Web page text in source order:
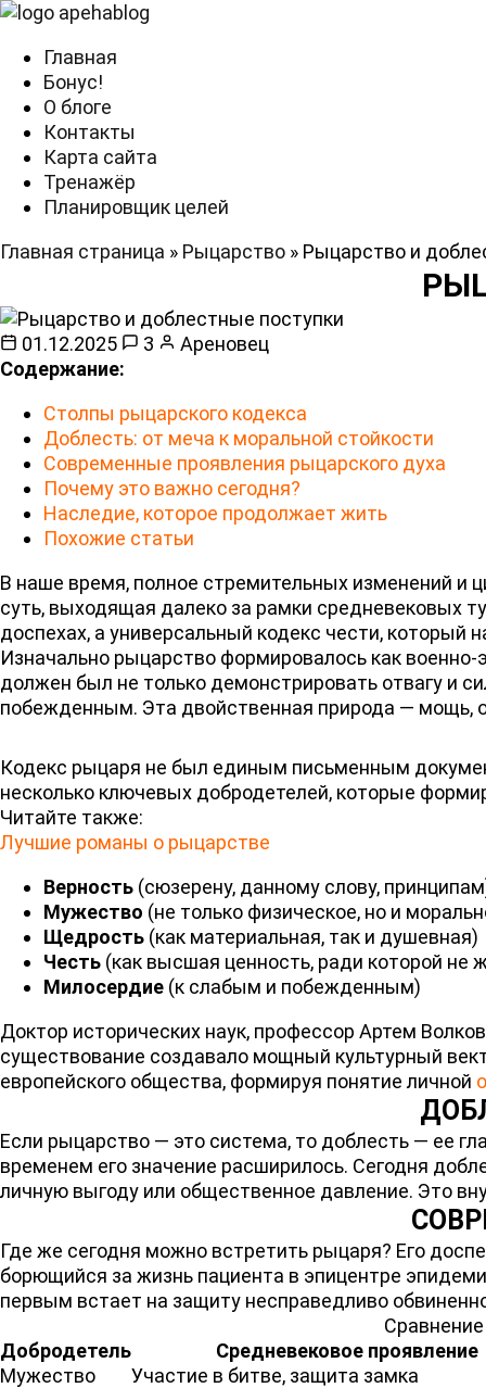
Главная
Бонус!
О блоге
Контакты
Карта сайта
Тренажёр
Планировщик целей
Главная страница » Рыцарство » Рыцарство и
01.12.2025 3
Ареновец
Содержание:
Столпы рыцарского кодекса
Доблесть: от меча к моральной стойкости
Современные проявления рыцарского духа
Почему это важно сегодня?
Наследие, которое продолжает жить
Похожие статьи
В наше время, полное стремительных изменений и
суть, выходящая далеко за рамки средневековых
доспехах, а универсальный кодекс чести, который
Изначально рыцарство формировалось как
должен был не только демонстрировать отвагу и
побежденным. Эта двойственная природа — мощь,
Кодекс рыцаря не был единым письменным
несколько ключевых добродетелей, которые
Читайте также:
Лучшие романы о рыцарстве
Верность (сюзерену, данному слову,
Мужество (не только физическое, но и
Щедрость (как материальная, так и душевная)
Честь (как высшая ценность, ради которой не
Милосердие (к слабым и побежденным)
Доктор исторических наук, профессор Артем
существование создавало мощный культурный
европейского общества, формируя понятие личной
Если рыцарство — это система, то доблесть — ее
временем его значение расширилось. Сегодня
личную выгоду или общественное давление. Это
Где же сегодня можно встретить рыцаря? Его
борющийся за жизнь пациента в эпицентре
первым встает на защиту несправедливо
Добродетель
Средневековое проявление
Мужество
Участие в битве, защита замка